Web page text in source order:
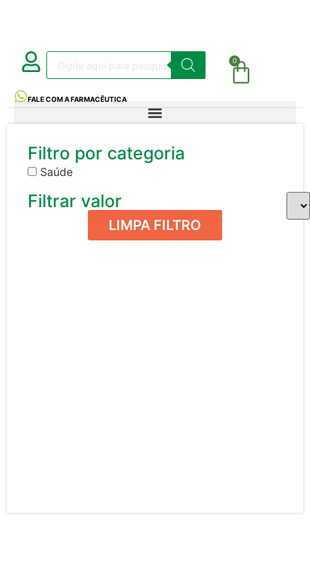
0
FALE COM A FARMACÊUTICA
Filtro por categoria
Saúde
Filtrar valor
LIMPA FILTRO